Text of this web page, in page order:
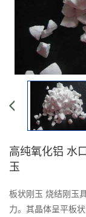
高纯氧化铝 水
玉
板状刚玉 烧结刚玉
力。其晶体呈平板